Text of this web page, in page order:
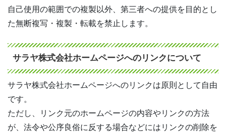
自己使用の範囲での複製以外、第三者への提供を目的とし
た無断複写・複製・転載を禁止します。
サラヤ株式会社ホームページへのリンクについて
サラヤ株式会社ホームページへのリンクは原則として自由
です。
ただし、リンク元のホームページの内容やリンクの方法
が、法令や公序良俗に反する場合などにはリンクの削除を